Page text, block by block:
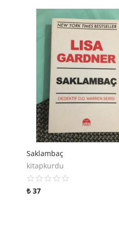
Saklambaç
kitapkurdu
₺ 37